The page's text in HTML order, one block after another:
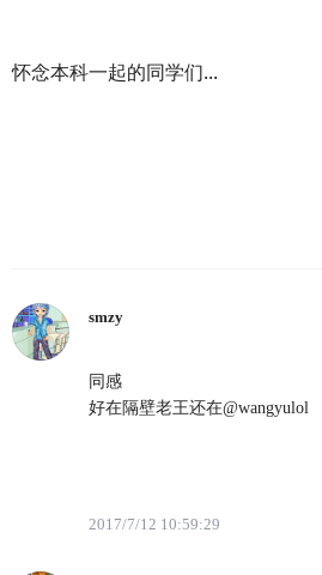
怀念本科一起的同学们...
smzy
同感
好在隔壁老王还在@wangyulol
2017/7/12 10:59:29